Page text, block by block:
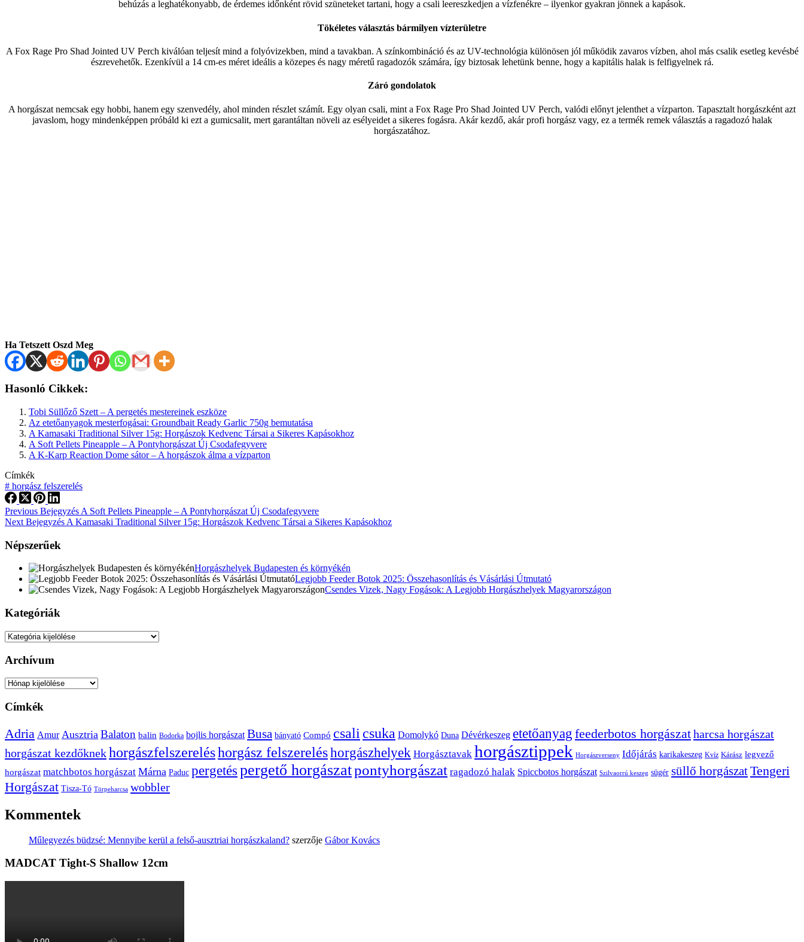
behúzás a leghatékonyabb, de érdemes időnként rövid szüneteket tartani, hogy a csali leereszkedjen a vízfenékre – ilyenkor gyakran jönnek a kapások.
Tökéletes választás bármilyen vízterületre
A Fox Rage Pro Shad Jointed UV Perch kiválóan teljesít mind a folyóvizekben, mind a tavakban. A színkombináció és az UV-technológia különösen jól működik zavaros vízben, ahol más csalik esetleg kevésbé
észrevehetők. Ezenkívül a 14 cm-es méret ideális a közepes és nagy méretű ragadozók számára, így biztosak lehetünk benne, hogy a kapitális halak is felfigyelnek rá.
Záró gondolatok
A horgászat nemcsak egy hobbi, hanem egy szenvedély, ahol minden részlet számít. Egy olyan csali, mint a Fox Rage Pro Shad Jointed UV Perch, valódi előnyt jelenthet a vízparton. Tapasztalt horgászként azt
javaslom, hogy mindenképpen próbáld ki ezt a gumicsalit, mert garantáltan növeli az esélyeidet a sikeres fogásra. Akár kezdő, akár profi horgász vagy, ez a termék remek választás a ragadozó halak
horgászatához.
Ha Tetszett Oszd Meg
Hasonló Cikkek:
Tobi Süllőző Szett – A pergetés mestereinek eszköze
Az etetőanyagok mesterfogásai: Groundbait Ready Garlic 750g bemutatása
A Kamasaki Traditional Silver 15g: Horgászok Kedvenc Társai a Sikeres Kapásokhoz
A Soft Pellets Pineapple – A Pontyhorgászat Új Csodafegyvere
A K-Karp Reaction Dome sátor – A horgászok álma a vízparton
Címkék
# horgász felszerelés
Previous Bejegyzés A Soft Pellets Pineapple – A Pontyhorgászat Új Csodafegyvere
Next Bejegyzés A Kamasaki Traditional Silver 15g: Horgászok Kedvenc Társai a Sikeres Kapásokhoz
Népszerűek
Horgászhelyek Budapesten és környékén
Legjobb Feeder Botok 2025: Összehasonlítás és Vásárlási Útmutató
Csendes Vizek, Nagy Fogások: A Legjobb Horgászhelyek Magyarországon
Kategóriák
Kategóriák
Archívum
Archívum
Címkék
Adria Amur Ausztria Balaton balin Bodorka bojlis horgászat Busa bányató Compó csali csuka Domolykó Duna Dévérkeszeg etetőanyag feederbotos horgászatharcsa horgászat
horgászat kezdőknekhorgászfelszereléshorgász felszereléshorgászhelyek Horgásztavak horgásztippek Horgászverseny Időjárás karikakeszeg Kvíz Kárász legyező
horgászat matchbotos horgászat Márna Paduc pergetéspergető horgászatpontyhorgászat ragadozó halak Spiccbotos horgászat Szilvaorrú keszeg sügér süllő horgászatTengeri
Horgászat Tisza-Tó Törpeharcsa wobbler
Kommentek
Műlegyezés büdzsé: Mennyibe kerül a felső-ausztriai horgászkaland? szerzője Gábor Kovács
MADCAT Tight-S Shallow 12cm